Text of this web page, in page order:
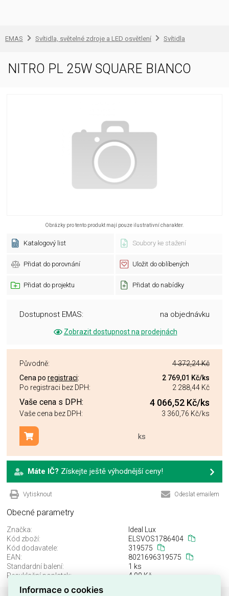
EMAS Svítidla, světelné zdroje a LED osvětlení Svítidla
NITRO PL 25W SQUARE BIANCO
Obrázky pro tento produkt mají pouze ilustrativní charakter.
Katalogový list Soubory ke stažení
Přidat do porovnání Uložit do oblíbených
Přidat do projektu Přidat do nabídky
Dostupnost EMAS: na objednávku
Zobrazit dostupnost na prodejnách
Původně:
4 372,24 Kč
Cena po registraci: 2 769,01 Kč/ks
Po registraci bez DPH:
2 288,44 Kč
Vaše cena s DPH: 4 066,52 Kč/ks
Vaše cena bez DPH: 3 360,76 Kč/ks
ks
Přidat do košíku
Máte IČ? Získejte ještě výhodnější ceny!
Vytisknout Odeslat emailem
Obecné parametry
Značka:
Ideal Lux
Kód zboží:
ELSVOS1786404
Kód dodavatele:
319575
EAN:
8021696319575
Standardní balení:
1 ks
Recyklační poplatek:
4,00 Kč
Informace o cookies